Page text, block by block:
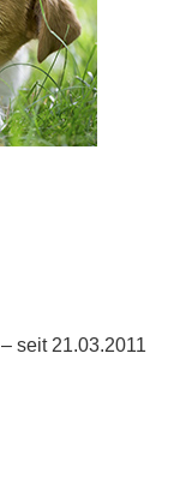
seit 21.03.2011